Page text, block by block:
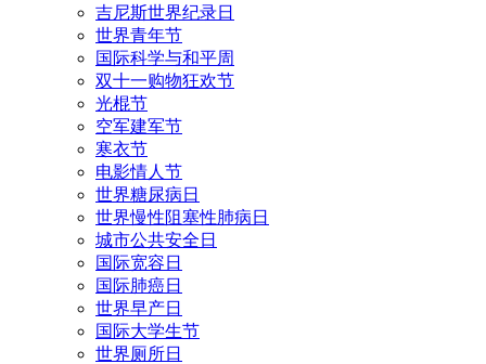
吉尼斯世界纪录日
世界青年节
国际科学与和平周
双十一购物狂欢节
光棍节
空军建军节
寒衣节
电影情人节
世界糖尿病日
世界慢性阻塞性肺病日
城市公共安全日
国际宽容日
国际肺癌日
世界早产日
国际大学生节
世界厕所日